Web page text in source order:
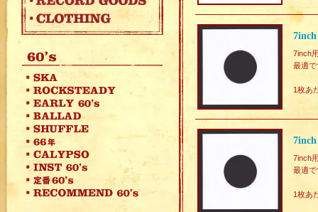
7inch
最適で
1枚あ
7inch
最適で
1枚あ